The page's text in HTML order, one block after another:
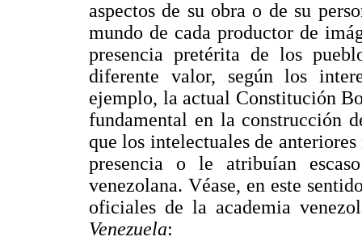
aspectos de su obra o de su
mundo de cada productor de
presencia pretérita de los
diferente valor, según los
ejemplo, la actual Constitución
fundamental en la construcción
que los intelectuales de
presencia o le atribuían
venezolana. Véase, en este
oficiales de la academia
Venezuela: